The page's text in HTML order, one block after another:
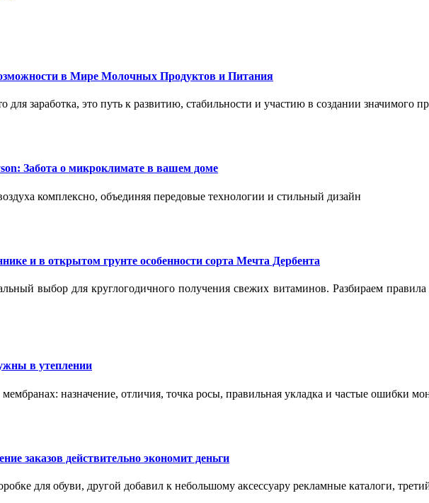
в Мире Молочных Продуктов и Питания
для заработка, это путь к развитию, стабильности и участию в создании значимого
Забота о микроклимате в вашем доме
комплексно, объединяя передовые технологии и стильный дизайн
и в открытом грунте особенности сорта Мечта Дербента
выбор для круглогодичного получения свежих витаминов. Разбираем
в утеплении
назначение, отличия, точка росы, правильная укладка и частые ошибки
заказов действительно экономит деньги
для обуви, другой добавил к небольшому аксессуару рекламные каталоги,